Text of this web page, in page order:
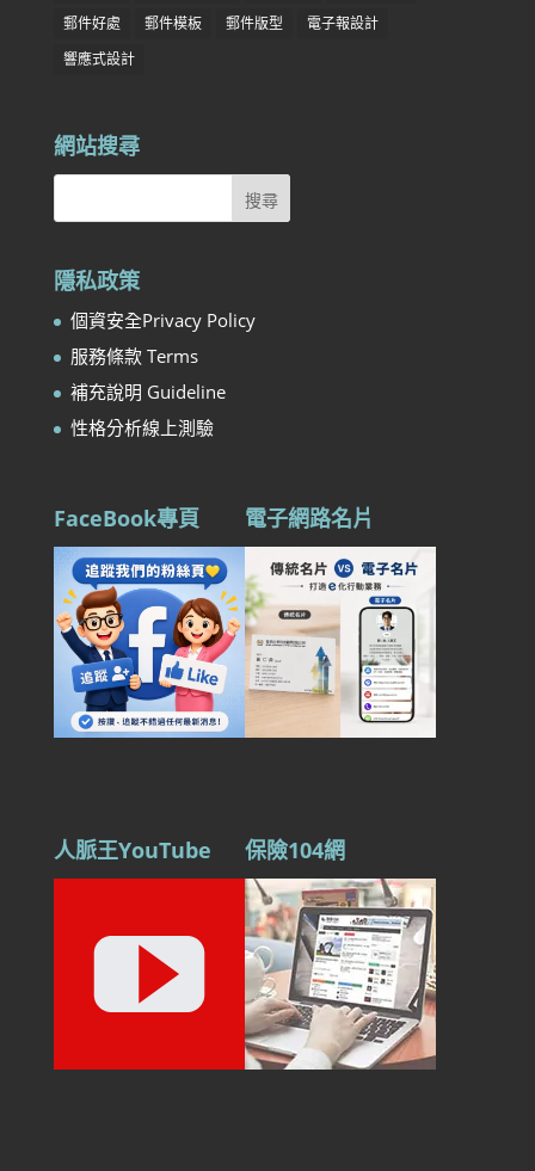
郵件好處
郵件模板 郵件版型
電子報設計
響應式設計
網站搜尋
隱私政策
個資安全Privacy Policy
服務條款 Terms
補充說明 Guideline
性格分析線上測驗
FaceBook專頁 電子網路名片
人脈王YouTube 保險104網